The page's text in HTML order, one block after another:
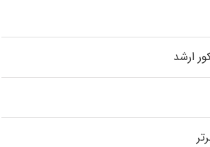
ارشد